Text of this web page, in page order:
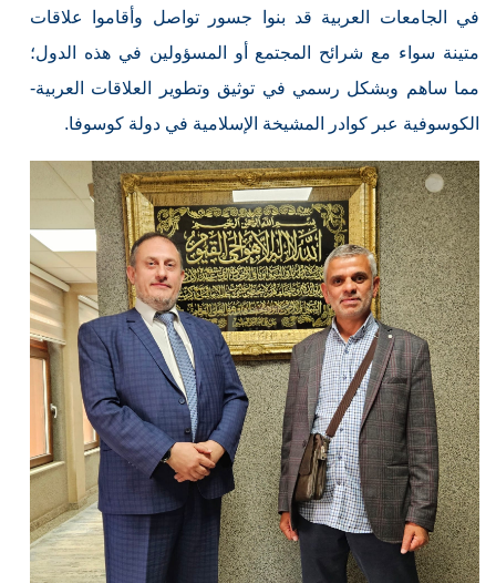
في الجامعات العربية قد بنوا جسور تواصل وأقاموا علاقات
متينة سواء مع شرائح المجتمع أو المسؤولين في هذه الدول؛
مما ساهم وبشكل رسمي في توثيق وتطوير العلاقات العربية-
الكوسوفية عبر كوادر المشيخة الإسلامية في دولة كوسوفا.